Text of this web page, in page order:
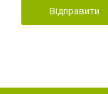
Відправити